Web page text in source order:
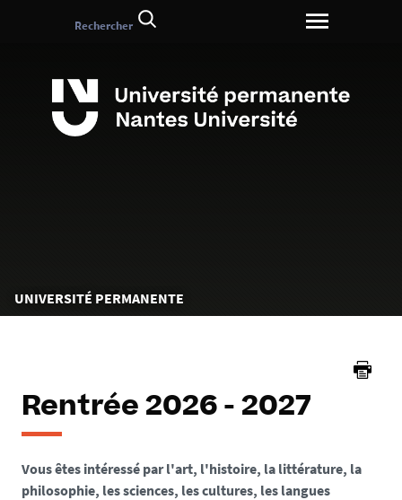
Vous
êtes
UNIVERSITÉ PERMANENTE
Rechercher
Rentrée 2026 - 2027
Vous êtes intéressé par l'art, l'histoire, la littérature, la
philosophie, les sciences, les cultures, les langues